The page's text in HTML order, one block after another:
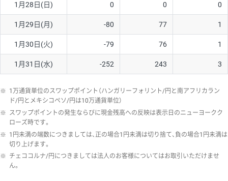
1月28日(日) 0 0 0
1月29日(月) -80 77 1
1月30日(火) -79 76 1
1月31日(水) -252 243 3
※ 1万通貨単位のスワップポイント（ハンガリーフォリント/円と南アフリカラン
ド/円とメキシコペソ/円は10万通貨単位）
※ スワップポイントの発生ならびに現金残高への反映は表示日のニューヨークク
ローズ時です。
※ 1円未満の端数につきましては、正の場合1円未満は切り捨て、負の場合1円未満は
切り上げます。
※ チェココルナ/円につきましては法人のお客様についてはお取引いただけませ
ん。